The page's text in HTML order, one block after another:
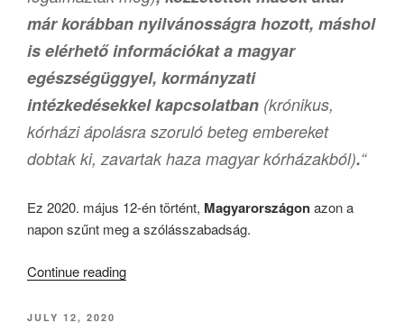
már korábban nyilvánosságra hozott, máshol
is elérhető információkat a magyar
egészségüggyel, kormányzati
intézkedésekkel kapcsolatban (krónikus,
kórházi ápolásra szoruló beteg embereket
dobtak ki, zavartak haza magyar kórházakból).“
Ez 2020. május 12-én történt, Magyarországonazon a
napon szűnt meg a szólásszabadság.
Continue reading“Koncepciós
POSTED
JULY 12, 2020